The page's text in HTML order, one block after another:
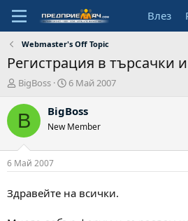
Влез
Webmaster's Off Topic
Регистрация в търсачки
А
т
о
BigBoss
Н
ч
л
д
т
6 Май 2007
B BigBoss
New Member
6 Май 2007
Здравейте на всички.